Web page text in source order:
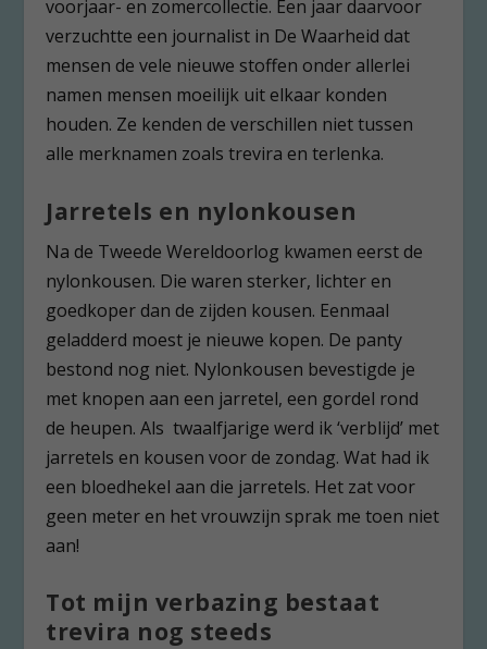
voorjaar- en zomercollectie. Een jaar daarvoor
verzuchtte een journalist in De Waarheid dat
mensen de vele nieuwe stoffen onder allerlei
namen mensen moeilijk uit elkaar konden
houden. Ze kenden de verschillen niet tussen
alle merknamen zoals trevira en terlenka.
Jarretels en nylonkousen
Na de Tweede Wereldoorlog kwamen eerst de
nylonkousen. Die waren sterker, lichter en
goedkoper dan de zijden kousen. Eenmaal
geladderd moest je nieuwe kopen. De panty
bestond nog niet. Nylonkousen bevestigde je
met knopen aan een jarretel, een gordel rond
de heupen. Als twaalfjarige werd ik ‘verblijd’ met
jarretels en kousen voor de zondag. Wat had ik
een bloedhekel aan die jarretels. Het zat voor
geen meter en het vrouwzijn sprak me toen niet
aan!
Tot mijn verbazing bestaat
trevira nog steeds